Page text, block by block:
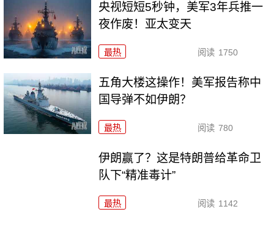
央视短短5秒钟，美军3年兵推一
夜作废！亚太变天
最热 阅读 1750
五角大楼这操作！美军报告称中
国导弹不如伊朗？
最热 阅读 780
伊朗赢了？这是特朗普给革命卫
队下“精准毒计”
最热 阅读 1142